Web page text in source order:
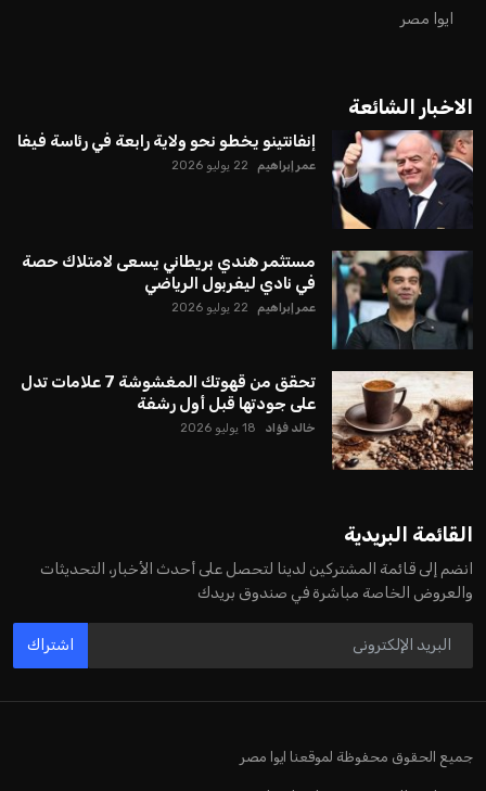
ايوا مصر
الاخبار الشائعة
إنفانتينو يخطو نحو ولاية رابعة في رئاسة فيفا
عمر إبراهيم 22 يوليو 2026
مستثمر هندي بريطاني يسعى لامتلاك حصة
في نادي ليفربول الرياضي
عمر إبراهيم 22 يوليو 2026
تحقق من قهوتك المغشوشة 7 علامات تدل
على جودتها قبل أول رشفة
خالد فؤاد 18 يوليو 2026
القائمة البريدية
انضم إلى قائمة المشتركين لدينا لتحصل على أحدث الأخبار، التحديثات
والعروض الخاصة مباشرة في صندوق بريدك
اشتراك
جميع الحقوق محفوظة لموقعنا ايوا مصر